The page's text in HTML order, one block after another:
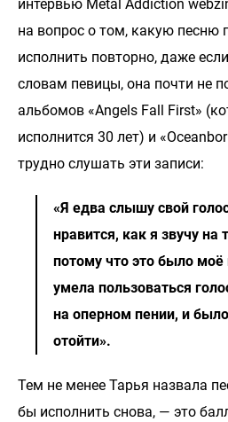
интервью Metal Addiction
на вопрос о том, какую песню
исполнить повторно, даже
словам певицы, она почти не
альбомов «Angels Fall First»
исполнится 30 лет) и
трудно слушать эти записи:
«Я едва слышу свой
нравится, как я звучу на
потому что это было
умела пользоваться
на оперном пении, и
отойти».
Тем не менее Тарья назвала
бы исполнить снова, — это